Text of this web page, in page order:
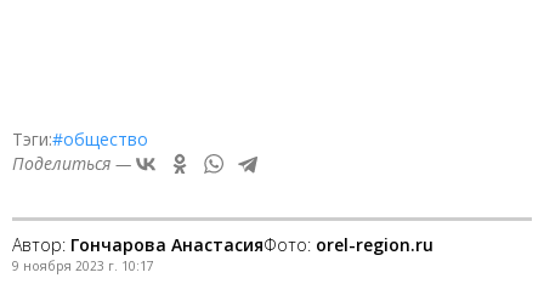
Тэги:#общество
Поделиться —
Автор: Гончарова АнастасияФото: orel-region.ru
9 ноября 2023 г. 10:17